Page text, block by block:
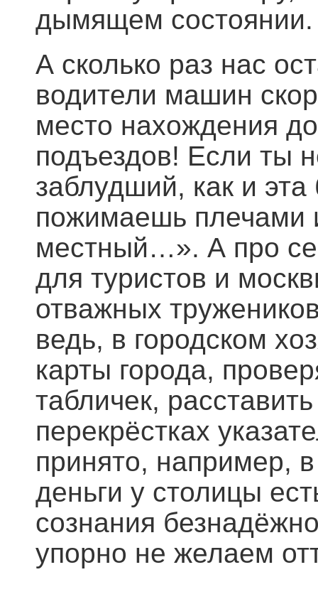
дымящем состоянии.
А сколько раз нас
водители машин
место нахождения
подъездов! Если ты
заблудший, как и
пожимаешь плечами
местный…». А про
для туристов и
отважных
ведь, в городском
карты города,
табличек,
перекрёстках
принято, например,
деньги у столицы
сознания
упорно не желаем